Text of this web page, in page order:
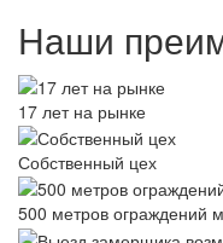
Наши
17 лет на рынке
Собственный цех
500 метров ограждений